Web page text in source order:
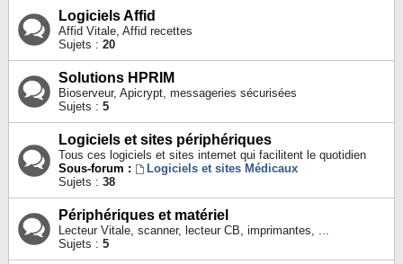
Logiciels Affid
Affid Vitale, Affid recettes
Sujets : 20
Solutions HPRIM
Bioserveur, Apicrypt, messageries sécurisées
Sujets : 5
Logiciels et sites périphériques
Tous ces logiciels et sites internet qui facilitent le quotidien
Sous-forum :
Logiciels et sites Médicaux
Sujets : 38
Périphériques et matériel
Lecteur Vitale, scanner, lecteur CB, imprimantes, ...
Sujets : 5